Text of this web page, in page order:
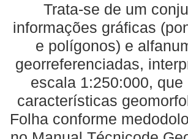
Trata-se de um
informações gráficas
e polígonos) e
georreferenciadas,
escala 1:250:000, que
características
Folha conforme